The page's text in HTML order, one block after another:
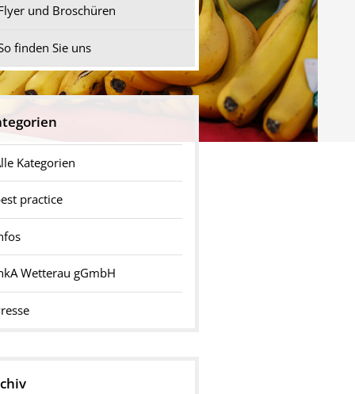
und Broschüren
finden Sie uns
Kategorien
practice
Wetterau gGmbH